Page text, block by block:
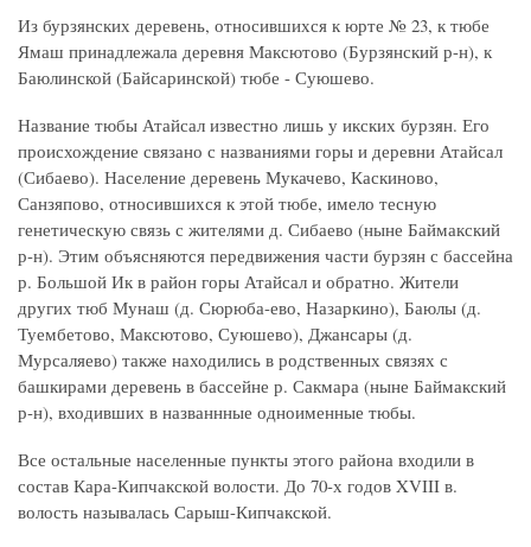
Из бурзянских деревень, относившихся к юрте № 23, к тюбе
Ямаш принадлежала деревня Максютово (Бурзянский р-н), к
Баюлинской (Байсаринской) тюбе - Суюшево.
Название тюбы Атайсал известно лишь у икских бурзян. Его
происхождение связано с названиями горы и деревни Атайсал
(Сибаево). Население деревень Мукачево, Каскиново,
Санзяпово, относившихся к этой тюбе, имело тесную
генетическую связь с жителями д. Сибаево (ныне Баймакский
р-н). Этим объясняются передвижения части бурзян с бассейна
р. Большой Ик в район горы Атайсал и обратно. Жители
других тюб Мунаш (д. Сюрюба-ево, Назаркино), Баюлы (д.
Туембетово, Максютово, Суюшево), Джансары (д.
Мурсаляево) также находились в родственных связях с
башкирами деревень в бассейне р. Сакмара (ныне Баймакский
р-н), входивших в названнные одноименные тюбы.
Все остальные населенные пункты этого района входили в
состав Кара-Кипчакской волости. До 70-х годов XVIII в.
волость называлась Сарыш-Кипчакской.